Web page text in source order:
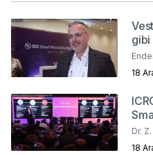
gibi
18
Dr.
18